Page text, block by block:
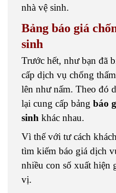
nhà vệ sinh.
Bảng báo giá
sinh
Trước hết, như bạn đã
cấp dịch vụ chống
lên như nấm. Theo đó
lại cung cấp bảng báo
sinh khác nhau.
Vì thế với tư cách
tìm kiếm báo giá dịch
nhiều con số xuất hiện
vị.